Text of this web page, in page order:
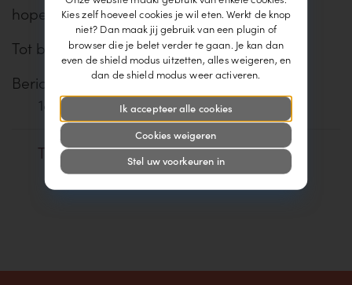
hopen het van harte.
Tot binnenkort!
Bericht gepubliceerd op
18 mei 2026
Terug naar het overzicht
Kies zelf hoeveel cookies je wil eten. Werkt de knop
niet? Dan maak jij gebruik van een plugin of
browser die je belet verder te gaan. Je kan dan
even de shield modus uitzetten, alles weigeren, en
dan de shield modus weer activeren.
Ik accepteer alle cookies
Cookies weigeren
Stel uw voorkeuren in